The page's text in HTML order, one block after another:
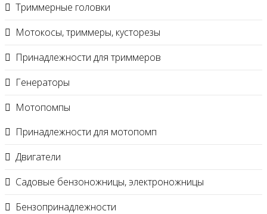
Триммерные головки
Мотокосы, триммеры, кусторезы
Принадлежности для триммеров
Генераторы
Мотопомпы
Принадлежности для мотопомп
Двигатели
Садовые бензоножницы, электроножницы
Бензопринадлежности